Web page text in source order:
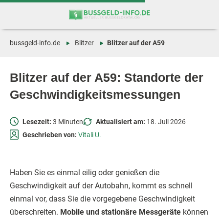
Zum
Zur
Blitzer auf der A59: Standorte der
Geschwindigkeitsmessungen
bussgeld-info.de Blitzer Blitzer auf der A59
Lesezeit: 3 Minuten Aktualisiert am: 18. Juli 2026
Geschrieben von: Vitali U.
Haben Sie es einmal eilig oder genießen die
Geschwindigkeit auf der Autobahn, kommt es schnell
einmal vor, dass Sie die vorgegebene Geschwindigkeit
überschreiten. Mobile und stationäre Messgeräte können